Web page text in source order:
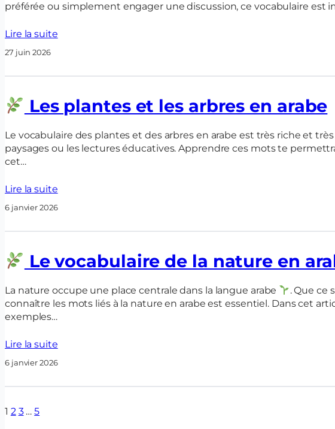
préférée ou simplement engager une discussion, ce vocabulaire est
Lire la suite
27 juin 2026
Les plantes et les arbres en arabe
Le vocabulaire des plantes et des arbres en arabe est très riche et
paysages ou les lectures éducatives. Apprendre ces mots te
cet…
Lire la suite
6 janvier 2026
Le vocabulaire de la nature en
La nature occupe une place centrale dans la langue arabe
. Que ce
connaître les mots liés à la nature en arabe est essentiel. Dans cet
exemples…
Lire la suite
6 janvier 2026
1 2 3 … 5